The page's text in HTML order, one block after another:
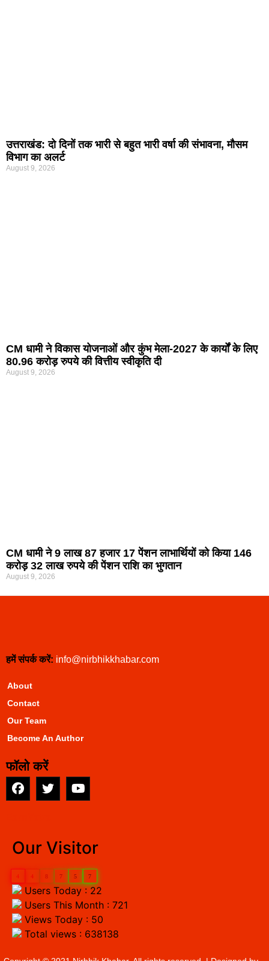
उत्तराखंड: दो दिनों तक भारी से बहुत भारी वर्षा की संभावना, मौसम
विभाग का अलर्ट
August 9, 2026
CM धामी ने विकास योजनाओं और कुंभ मेला-2027 के कार्यों के लिए
80.96 करोड़ रुपये की वित्तीय स्वीकृति दी
August 9, 2026
CM धामी ने 9 लाख 87 हजार 17 पेंशन लाभार्थियों को किया 146
करोड़ 32 लाख रुपये की पेंशन राशि का भुगतान
August 9, 2026
हमें संपर्क करें: info@nirbhikkhabar.com
About
Contact
Our Team
Become An Author
फॉलो करें
Our Visitor
4 4 8 7 5 7
Users Today : 22
Users This Month : 721
Views Today : 50
Total views : 638138